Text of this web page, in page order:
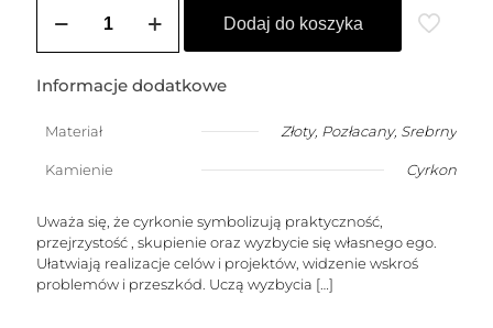
Bransoletka
cyrkoniami
kolor
cyrkonii
do
Dodaj do koszyka
Informacje dodatkowe
Materiał Złoty, Pozłacany, Srebrny
Kamienie Cyrkon
Uważa się, że cyrkonie symbolizują praktyczność,
przejrzystość , skupienie oraz wyzbycie się własnego ego.
Ułatwiają realizacje celów i projektów, widzenie wskroś
problemów i przeszkód. Uczą wyzbycia […]